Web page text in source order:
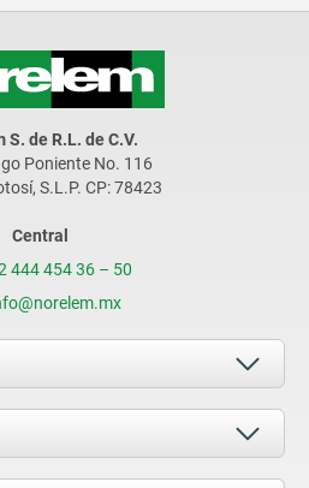
S. de R.L. de C.V.
Poniente No. 116
S.L.P. CP: 78423
Central
444 454 36 – 50